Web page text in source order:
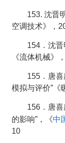
153. 沈晋
空调技术》，
154．沈晋
《流体机械》
155．唐
模拟与评价”《
156．唐
的影响”，《中
10